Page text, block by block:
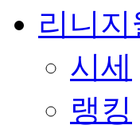
리니지
시세
랭킹